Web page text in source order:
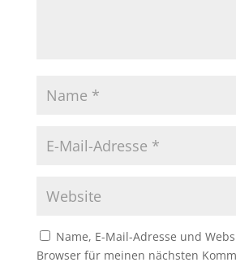
Name, E-Mail-Adresse und
Browser für meinen nächsten 5,00
/
5,00